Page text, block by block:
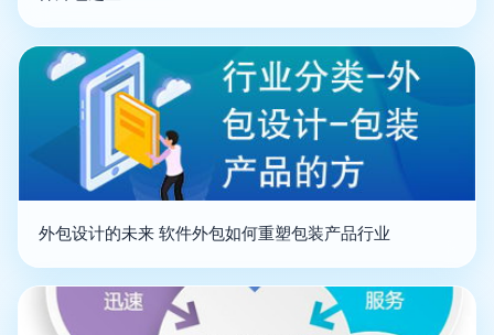
外包设计的未来 软件外包如何重塑包装产品行业